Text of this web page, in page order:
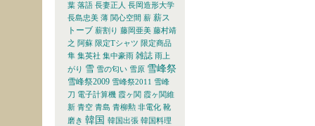
葉 落語 長妻正人 長岡造形大学
長島忠美 薄 関心空間 薪 薪ス
トーブ 薪割り 藤岡亜美 藤村靖
之 阿蘇 限定Tシャツ 限定商品
隼 集英社 集中豪雨 雑誌 雨上
がり 雪 雪の匂い 雪原 雪峰祭
雪峰祭2009 雪峰祭2011 雪峰
刀 電子計算機 霞ヶ関 霞ヶ関維
新 青空 青島 青柳勲 非電化 靴
磨き 韓国 韓国出張 韓国料理